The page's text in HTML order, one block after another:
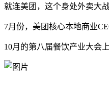
就连美团，这个身处外卖大
7月份，美团核心本地商业
10月的第八届餐饮产业大会